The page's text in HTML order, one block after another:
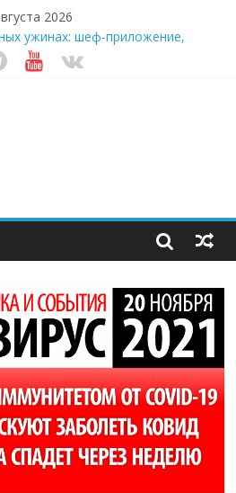
2026
ужинах: шеф-приложение,
еду насквозь
на полётах дронов и
почему кокосовая вода с
главным трендом